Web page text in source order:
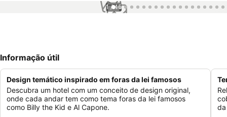
1 / 45
Informação útil
Design temático inspirado em foras da lei famosos
Descubra um hotel com um conceito de design original,
onde cada andar tem como tema foras da lei famosos
como Billy the Kid e Al Capone.